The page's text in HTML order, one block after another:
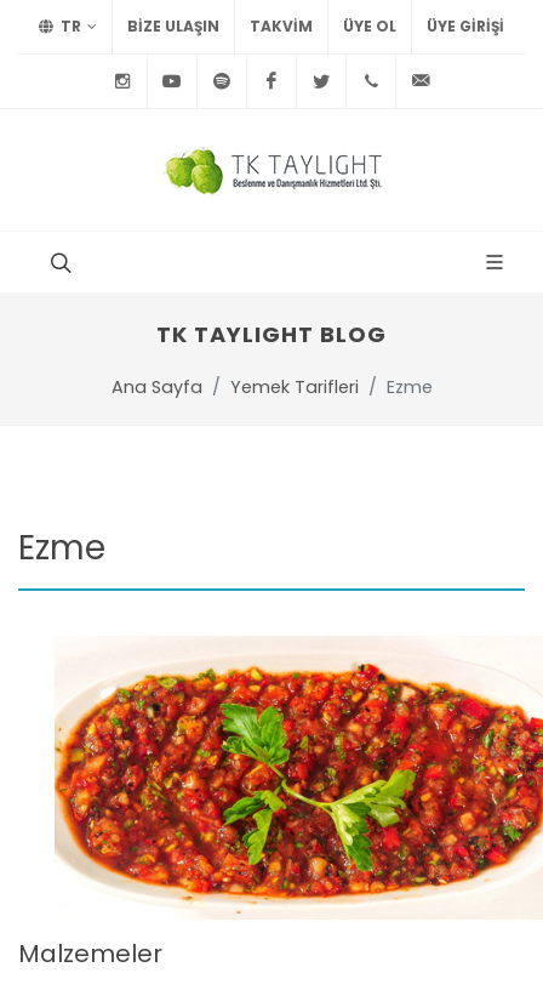
TR BİZE ULAŞIN TAKVİM ÜYE OL ÜYE GIRIŞI
InstagramYoutubeSpotify FacebookTwitter +90
TK TAYLIGHT BLOG
Ana Sayfa Yemek Tarifleri Ezme
Ezme
Malzemeler